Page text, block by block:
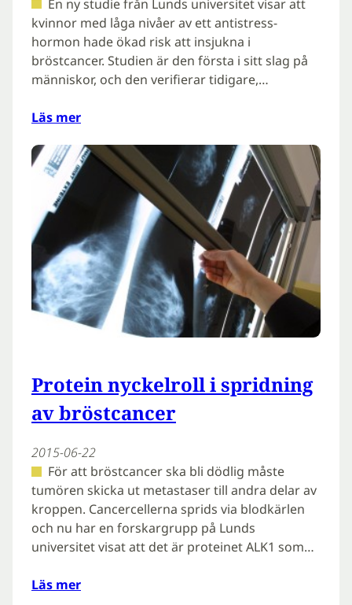
En ny studie från Lunds universitet visar att
kvinnor med låga nivåer av ett antistress-
hormon hade ökad risk att insjukna i
bröstcancer. Studien är den första i sitt slag på
människor, och den verifierar tidigare,…
Läs mer
Protein nyckelroll i spridning
av bröstcancer
2015-06-22
För att bröstcancer ska bli dödlig måste
tumören skicka ut metastaser till andra delar av
kroppen. Cancercellerna sprids via blodkärlen
och nu har en forskargrupp på Lunds
universitet visat att det är proteinet ALK1 som…
Läs mer